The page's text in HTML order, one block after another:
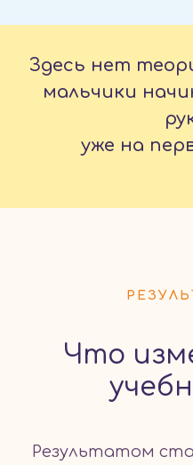
Здесь нет
мальчики
уже на
Что
Результатом